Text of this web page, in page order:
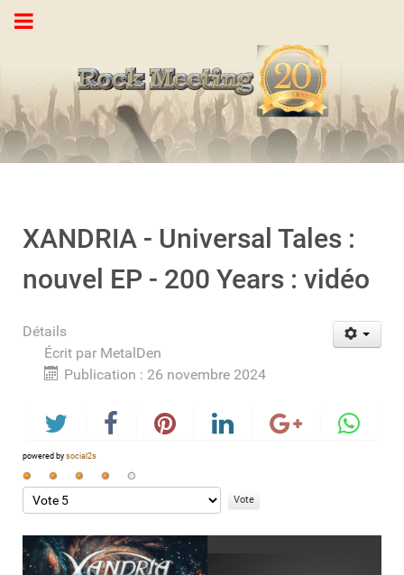
XANDRIA - Universal Tales :
nouvel EP - 200 Years : vidéo
Détails
Écrit par MetalDen
Publication : 26 novembre 2024
powered by social2s
Vote
utilisateur:
Veuillez
voter